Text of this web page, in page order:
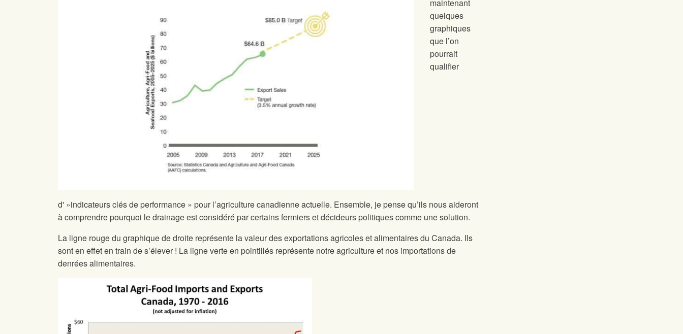
maintenant
quelques
graphiques
que l’on
pourrait
qualifier
d' »indicateurs clés de performance » pour l’agriculture canadienne actuelle. Ensemble, je pense qu’ils nous aideront
à comprendre pourquoi le drainage est considéré par certains fermiers et décideurs politiques comme une solution.
La ligne rouge du graphique de droite représente la valeur des exportations agricoles et alimentaires du Canada. Ils
sont en effet en train de s’élever ! La ligne verte en pointillés représente notre agriculture et nos importations de
denrées alimentaires.